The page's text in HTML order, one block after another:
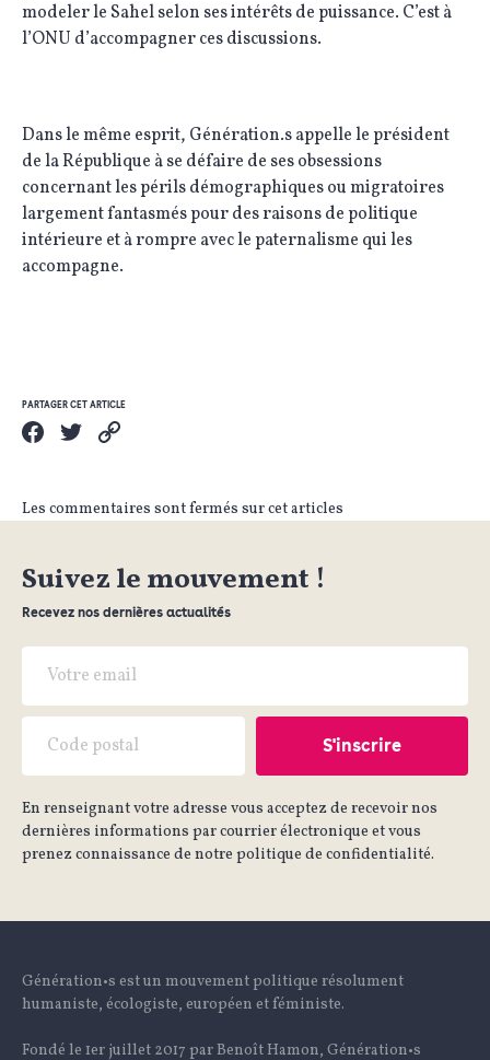
modeler le Sahel selon ses intérêts de puissance. C’est à
l’ONU d’accompagner ces discussions.
Dans le même esprit, Génération.s appelle le président
de la République à se défaire de ses obsessions
concernant les périls démographiques ou migratoires
largement fantasmés pour des raisons de politique
intérieure et à rompre avec le paternalisme qui les
accompagne.
PARTAGER CET ARTICLE
Les commentaires sont fermés sur cet articles
Suivez le mouvement !
Recevez nos dernières actualités
En renseignant votre adresse vous acceptez de recevoir nos
dernières informations par courrier électronique et vous
prenez connaissance de notre politique de confidentialité.
Génération•s est un mouvement politique résolument
humaniste, écologiste, européen et féministe.
Fondé le 1er juillet 2017 par Benoît Hamon, Génération•s